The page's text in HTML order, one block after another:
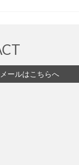
メールはこちらへ